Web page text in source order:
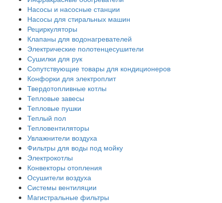
Насосы и насосные станции
Насосы для стиральных машин
Рециркуляторы
Клапаны для водонагревателей
Электрические полотенцесушители
Сушилки для рук
Сопутствующие товары для кондиционеров
Конфорки для электроплит
Твердотопливные котлы
Тепловые завесы
Тепловые пушки
Теплый пол
Тепловентиляторы
Увлажнители воздуха
Фильтры для воды под мойку
Электрокотлы
Конвекторы отопления
Осушители воздуха
Системы вентиляции
Магистральные фильтры